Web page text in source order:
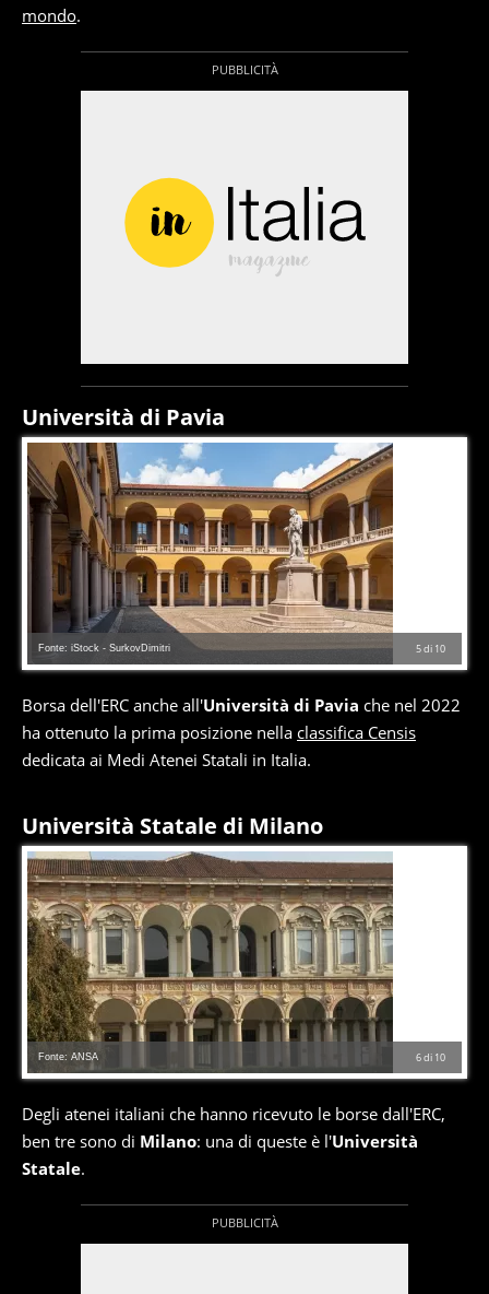
mondo.
Università di Pavia
5di 10
Fonte: iStock - SurkovDimitri
Borsa dell'ERC anche all'Università di Pavia che nel 2022
ha ottenuto la prima posizione nella classifica Censis
dedicata ai Medi Atenei Statali in Italia.
Università Statale di Milano
6di 10
Fonte: ANSA
Degli atenei italiani che hanno ricevuto le borse dall'ERC,
ben tre sono di Milano: una di queste è l'Università
Statale.